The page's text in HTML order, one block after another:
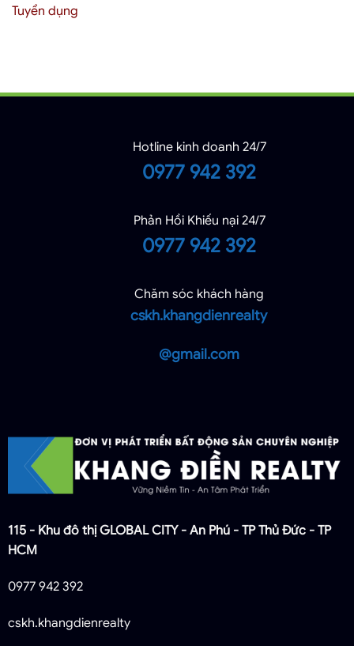
Tuyển dụng
Hotline kinh doanh 24/7
0977 942 392
Phản Hồi Khiếu nại 24/7
0977 942 392
Chăm sóc khách hàng
cskh.khangdienrealty
@gmail.com
115 - Khu đô thị GLOBAL CITY - An Phú - TP Thủ Đức - TP
HCM
0977 942 392
cskh.khangdienrealty